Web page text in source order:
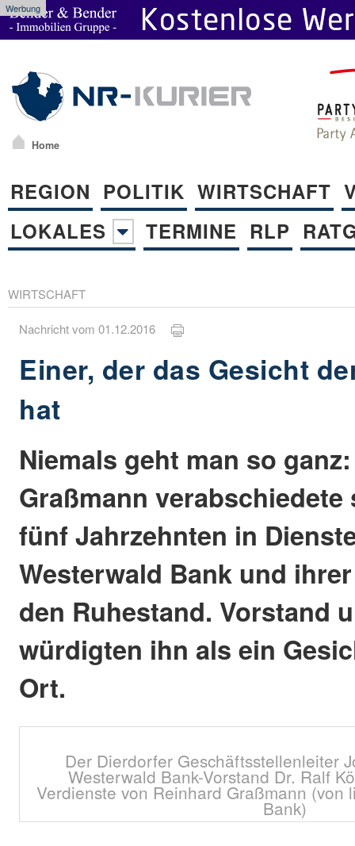
Werbung
Home
REGION POLITIK WIRTSCHAFT
LOKALES
TERMINE RLP
WIRTSCHAFT
Nachricht vom 01.12.2016
Einer, der das Gesicht
hat
Niemals geht man so
Graßmann
fünf Jahrzehnten in
Westerwald Bank und
den Ruhestand. Vorstand
würdigten ihn als ein
Ort.
Der Dierdorfer Geschäftsstellenleiter
Westerwald Bank-Vorstand Dr. Ralf
Verdienste von Reinhard Graßmann (von
Bank)